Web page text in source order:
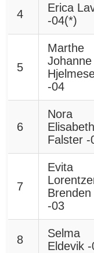
4
Erica
-04(*)
5
Marthe
Johanne
-04
6
Nora
Elisabeth
Falster -
7
Evita
Brenden
-03
8
Selma
Eldevik